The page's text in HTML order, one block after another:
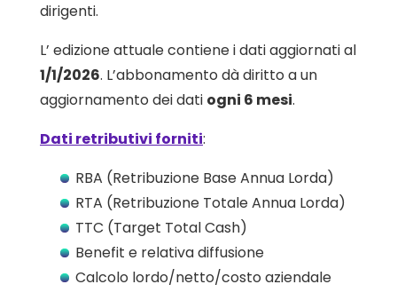
dirigenti.
L’ edizione attuale contiene i dati aggiornati al
1/1/2026. L’abbonamento dà diritto a un
aggiornamento dei dati ogni 6 mesi.
Dati retributivi forniti:
RBA (Retribuzione Base Annua Lorda)
RTA (Retribuzione Totale Annua Lorda)
TTC (Target Total Cash)
Benefit e relativa diffusione
Calcolo lordo/netto/costo aziendale